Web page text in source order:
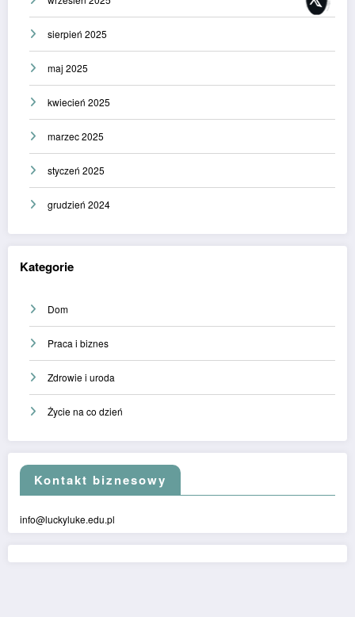
sierpień 2025
maj 2025
kwiecień 2025
marzec 2025
styczeń 2025
grudzień 2024
Kategorie
Dom
Praca i biznes
Zdrowie i uroda
Życie na co dzień
Kontakt biznesowy
info@luckyluke.edu.pl